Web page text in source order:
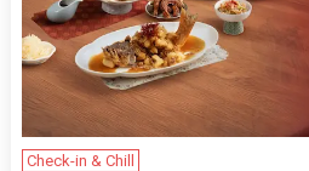
Check-in & Chill